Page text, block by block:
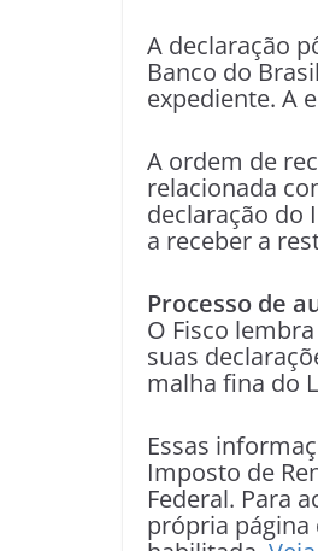
A declaração
Banco do
expediente. A
A ordem de
relacionada
declaração do
a receber a
Processo de
O Fisco
suas
malha fina do
Essas
Imposto de
Federal. Para
própria página